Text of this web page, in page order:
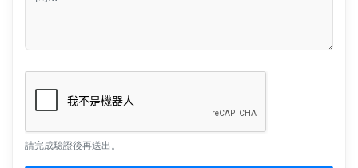
請完成驗證後再送出。